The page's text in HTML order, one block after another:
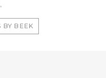
BY BEEK